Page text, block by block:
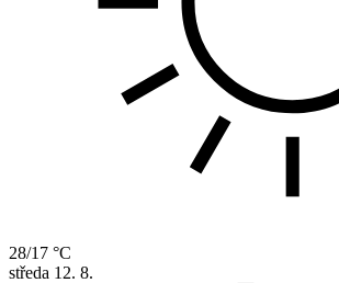
28/17 °C
středa 12. 8.